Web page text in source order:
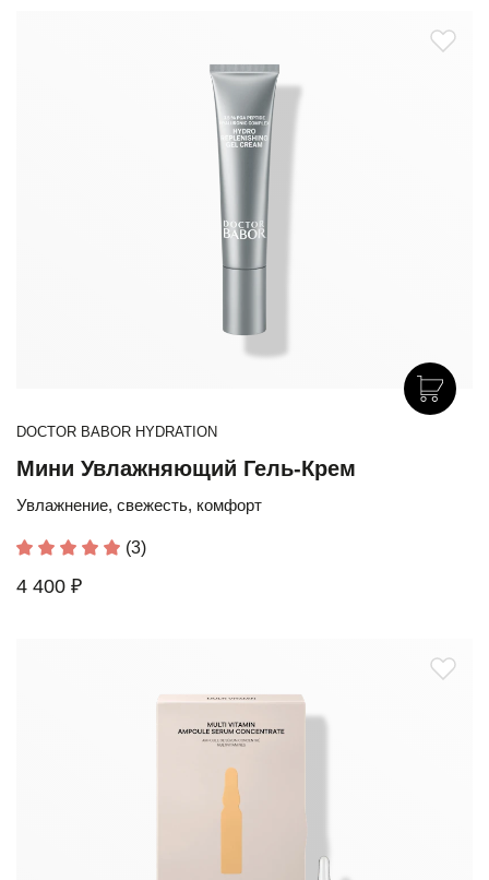
DOCTOR BABOR HYDRATION
Мини Увлажняющий Гель-Крем
Увлажнение, свежесть, комфорт
(3)
4 400 ₽